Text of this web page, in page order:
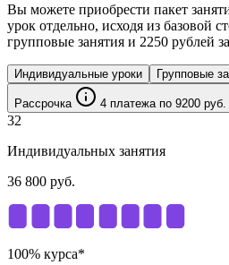
Вы можете приобрести пакет
урок отдельно, исходя из базовой
групповые занятия и 2250 рублей
Индивидуальные уроки Групповые
Рассрочка 4 платежa по 9200 руб.
32
Индивидуальных занятия
36 800 руб.
100% курса*